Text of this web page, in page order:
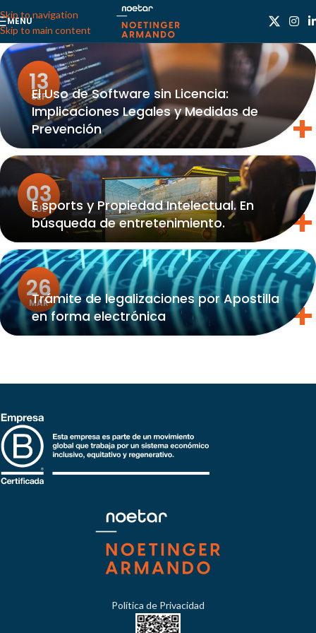
Skip to navigation
Skip to main content
MENU
13
SEP
El Uso de Software sin Licencia:
Implicaciones Legales y Medidas de
Prevención
03
JUL
E sports y Propiedad Intelectual. En
búsqueda de entretenimiento.
26
MAR
Trámite de legalizaciones por Apostilla
en forma electrónica
Política de Privacidad